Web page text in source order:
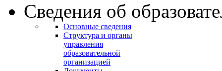
Сведения об
Основные сведения
Структура и органы
управления
образовательной
организацией